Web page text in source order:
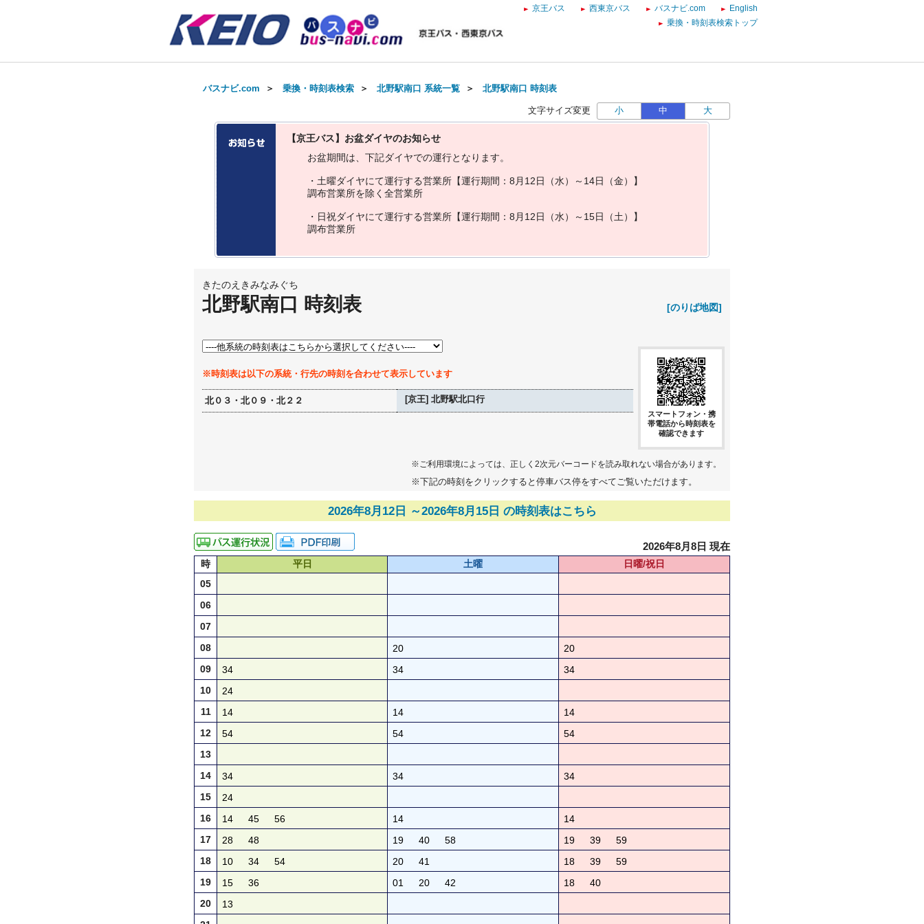
京王バス 西東京バス バスナビ.com
English
乗換・時刻表検索トップ
バスナビ.com ＞ 乗換・時刻表検索 ＞ 北野駅南口 系統一覧 ＞ 北野駅南口 時刻表
文字サイズ変更 小 中 大
【京王バス】お盆ダイヤのお知らせ
お盆期間は 下記ダイヤでの運行と な り ます。
・ 土曜ダイヤにて運行する営業所 【運行期間 ： 8 月 1 2日 （水） ～ 14日 （金）
】
調布営業所を除 く 全営業所
・ 日祝ダイヤにて運行する営業所 【運行期間 ： 8 月 1 2日 （水） ～ 15日 （土）
】
調布営業所
きたのえきみなみぐち
北野駅南口 時刻表 [のりば地図]
※時刻表は以下の系統・行先の時刻を合わせて表示しています
北０３・北０９・北２２ [京王] 北野駅北口行
スマートフォン・携
帯電話から時刻表を
確認できます
※ご利用環境によっては、正しく2次元バーコードを読み取れない場合があります。
※下記の時刻をクリックすると停車バス停をすべてご覧いただけます。
2026年8月12日 ～2026年8月15日 の時刻表はこちら
2026年8月8日 現在
時 平日 土曜
日曜/祝日
05
06
07
08
20
20
09
34 34
34
10
24
11
14 14
14
12
54 54
54
13
14
34 34
34
15
24
16
14 45 56 14
14
17
28 48 19 40 58 19 39
59
18
10 34 54 20 41 18 39
59
19
15 36 01 20 42 18
40
20
13